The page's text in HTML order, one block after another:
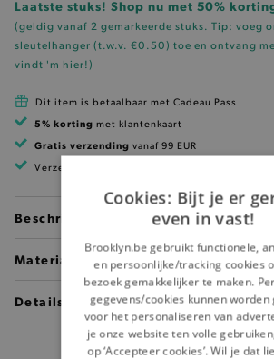
Laatste stuks! Shop nu met 50%
(geldig vanaf 2 gemarkeerde stuks. Tip: voeg
sleutelhanger (t.w.v. €0.50) toe en ontvang
vindt 'm hier!)
Dit item is betaalbaar met Cadeau Pass
5% korting met klantenkaart
Gratis verzending vanaf 99 EUR
Verzending binnen 1 à 2 werkdagen
Beschrijving
Materiaal
Details
Cookies: Bijt je er
even in vast!
Brooklyn.be gebruikt functionele,
en persoonlijke/tracking cookies
bezoek gemakkelijker te maken.
gegevens/cookies kunnen worden
voor het personaliseren van
je onze website ten volle
op ‘Accepteer cookies’. Wil je dat